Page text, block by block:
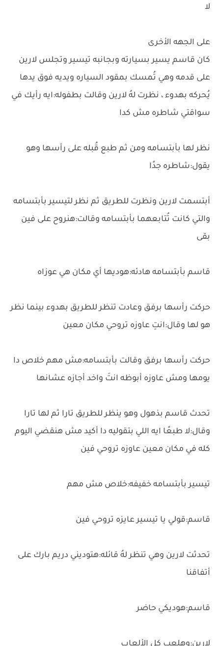
لا
على الجهه الأخرى
كان قاسم يسير بسيارته وبجانبه تيسير وتجلس لارين
على قدمه وهي تُمسك بمقود السياره ويديه فوق يدها
يُحركه بهدوء ، نظرت لهُ لارين وقالت بطفوله:ايه رأيك في
سواقتي شاطره مش كدا
نظر لها بأبتسامه ومن ثم طبع قُبله على رأسها وهو
يقول:شاطره جدًا
أبتسمت لارين ونظرت للطريق ثم نظر لتيسير بأبتسامه
والتي كانت تُتابعهما بأبتسامه وقالت:هنروح على فين
بقى
قاسم بأبتسامه هادئه:هوديها أي مكان هي عوزاه
حركت رأسها برفق وعادت تنظر للطريق بهدوء بينما نظر
هو لها وقال:انتِ عاوزه تروحي مكان معين
حركت رأسها برفق وقالت بأبتسامه:مش مهم خلاص دا
يومها ومش عاوزه أبوظه انتَ واخد أجازه عشانها
تحدث قاسم بذهول وهو ينظر للطريق تارا ثم لها تارا
وقال:لا طبعًا ايه اللي بتقوليه دا أكيد مش هنقضي اليوم
كله في مكان معين عاوزه تروحي فين
تيسير بأبتسامه خفيفه:خلاص مش مهم
قاسم:قولي يا تيسير عايزه تروحي فين
تحدثت لارين وهي تنظر لهُ قائله:هتوديني دريم بارك على
أتفاقنا
قاسم:هوديكي حاضر
لارين:وهلعب كل الألعاب